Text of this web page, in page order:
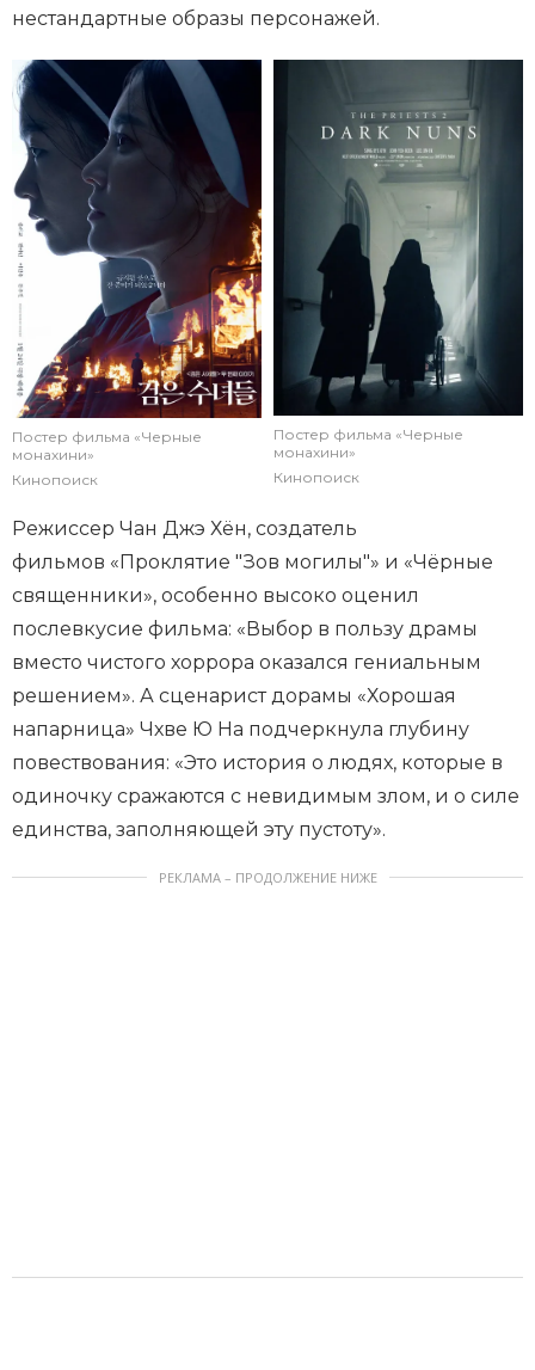
нестандартные образы персонажей.
Постер фильма «Черные
монахини»
Кинопоиск
Постер фильма «Черные
монахини»
Кинопоиск
Режиссер Чан Джэ Хён, создатель
фильмов «Проклятие "Зов могилы"» и «Чёрные
священники», особенно высоко оценил
послевкусие фильма: «Выбор в пользу драмы
вместо чистого хоррора оказался гениальным
решением». А сценарист дорамы «Хорошая
напарница» Чхве Ю На подчеркнула глубину
повествования: «Это история о людях, которые в
одиночку сражаются с невидимым злом, и о силе
единства, заполняющей эту пустоту».
РЕКЛАМА – ПРОДОЛЖЕНИЕ НИЖЕ